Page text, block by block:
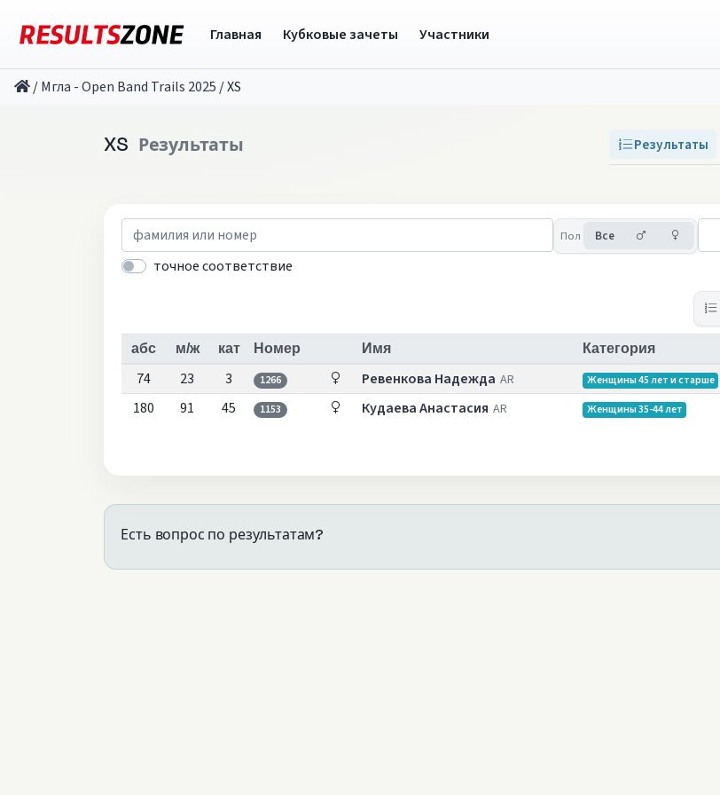
Главная Кубковые зачеты Участники
/Мгла - Open Band Trails 2025 /XS
XS Результаты Результаты
точное соответствие
Пол Все Мужчины
абс м/ж кат Номер Имя Категория
74 23 3 1266 Ревенкова Надежда AR Женщины 45 лет и старше
180 91 45 1153 Кудаева Анастасия AR Женщины 35-44 лет
Есть вопрос по результатам?